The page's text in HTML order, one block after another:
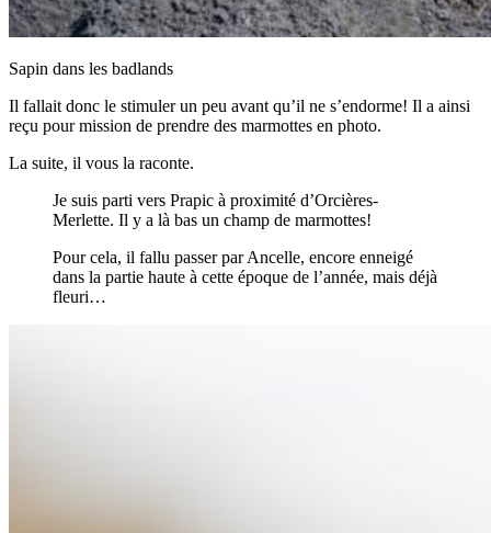
Sapin dans les badlands
Il fallait donc le stimuler un peu avant qu’il ne s’endorme! Il a ainsi
reçu pour mission de prendre des marmottes en photo.
La suite, il vous la raconte.
Je suis parti vers Prapic à proximité d’Orcières-
Merlette. Il y a là bas un champ de marmottes!
Pour cela, il fallu passer par Ancelle, encore enneigé
dans la partie haute à cette époque de l’année, mais déjà
fleuri…